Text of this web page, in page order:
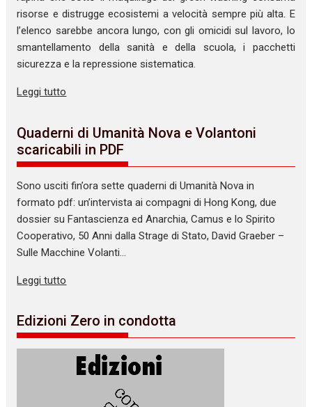
risorse e distrugge ecosistemi a velocità sempre più alta. E
l’elenco sarebbe ancora lungo, con gli omicidi sul lavoro, lo
smantellamento della sanità e della scuola, i pacchetti
sicurezza e la repressione sistematica.
Leggi tutto
Quaderni di Umanità Nova e Volantoni
scaricabili in PDF
Sono usciti fin’ora sette quaderni di Umanità Nova in
formato pdf: un’intervista ai compagni di Hong Kong, due
dossier su Fantascienza ed Anarchia, Camus e lo Spirito
Cooperativo, 50 Anni dalla Strage di Stato, David Graeber –
Sulle Macchine Volanti…
Leggi tutto
Edizioni Zero in condotta